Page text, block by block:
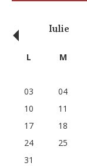
Iulie
‹ L M
03
04
10
11
17
18
24
25
31